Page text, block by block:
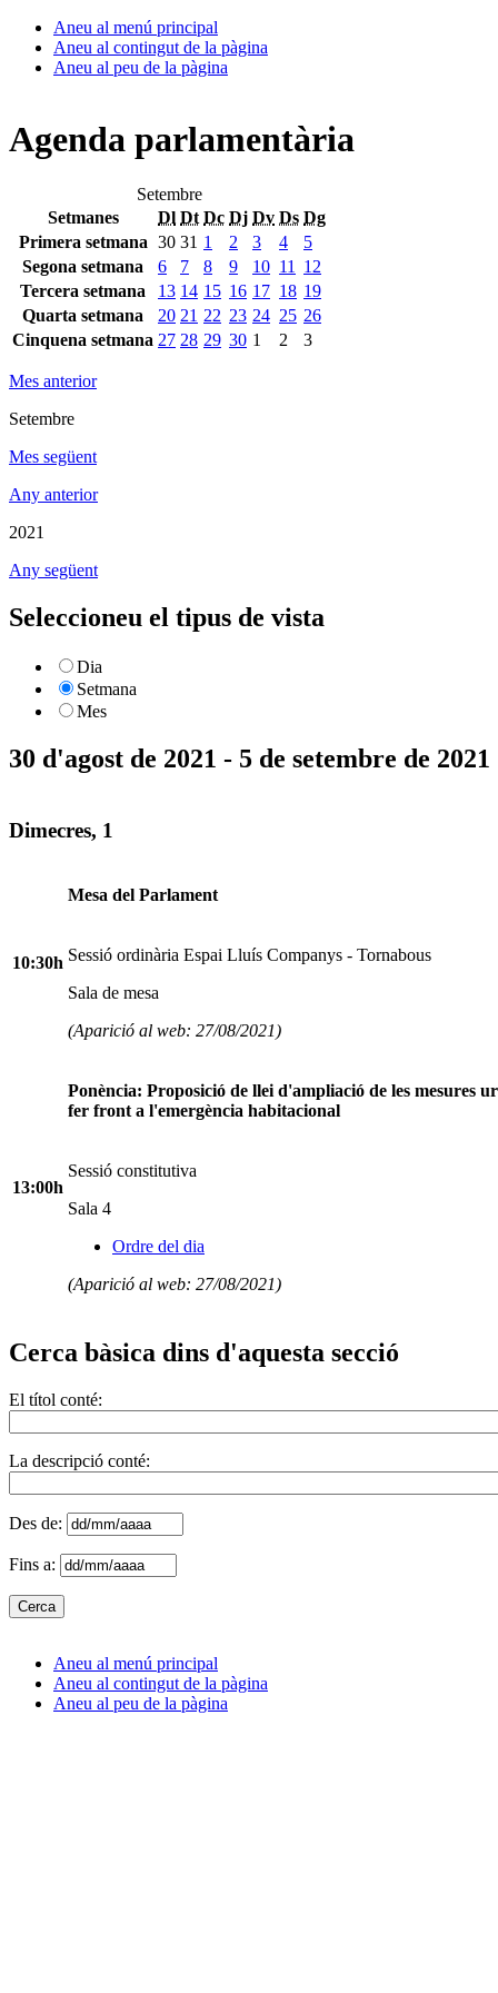
Aneu al menú principal
Aneu al contingut de la pàgina
Aneu al peu de la pàgina
Agenda parlamentària
Setembre
Setmanes
Dl Dt Dc Dj Dv Ds Dg
Primera setmana 30 31 1 2 3 4
5
Segona setmana
6 7 8 9 10 11
12
Tercera setmana
13 14 15 16 17 18 19
Quarta setmana
20 21 22 23 24 25 26
Cinquena setmana 27 28 29 30 1 2 3
Mes anterior
Setembre
Mes següent
Any anterior
2021
Any següent
Seleccioneu el tipus de vista
Dia
Setmana
Mes
30 d'agost de 2021 - 5 de setembre de 2021
Dimecres, 1
10:30h
Mesa del Parlament
Sessió ordinària Espai Lluís Companys - Tornabous
Sala de mesa
(Aparició al web: 27/08/2021)
13:00h
Ponència: Proposició de llei d'ampliació de les mesures
fer front a l'emergència habitacional
Sessió constitutiva
Sala 4
Ordre del dia
(Aparició al web: 27/08/2021)
Cerca bàsica dins d'aquesta secció
El títol conté:
La descripció conté:
Des de:
Fins a:
Aneu al menú principal
Aneu al contingut de la pàgina
Aneu al peu de la pàgina